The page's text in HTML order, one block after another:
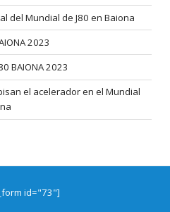
del Mundial de J80 en Baiona
2023
BAIONA 2023
el acelerador en el Mundial
id="73"]